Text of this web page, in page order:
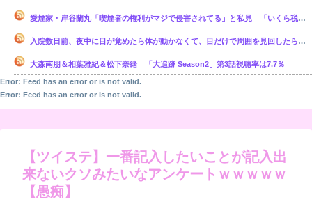
愛煙家・岸谷蘭丸「喫煙者の権利がマジで侵害されてる」と私見 「いくら税金…
入院数日前、夜中に目が覚めたら体が動かなくて、目だけで周囲を見回したら、腹部の 辺りをじっと見る「青く光る骨格標本」が居た【再】
大森南朋＆相葉雅紀＆松下奈緒 「大追跡 Season2」第3話視聴率は7.7％
Error: Feed has an error or is not valid.
Error: Feed has an error or is not valid.
【ツイステ】一番記入したいことが記入出
来ないクソみたいなアンケートｗｗｗｗｗ
【愚痴】